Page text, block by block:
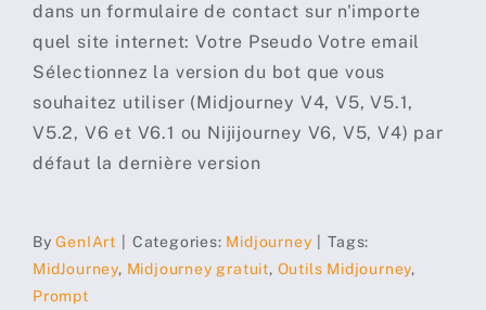
dans un formulaire de contact sur n'importe
quel site internet: Votre Pseudo Votre email
Sélectionnez la version du bot que vous
souhaitez utiliser (Midjourney V4, V5, V5.1,
V5.2, V6 et V6.1 ou Nijijourney V6, V5, V4) par
défaut la dernière version
ByGenIArt Categories: Midjourney
Tags:
MidJourney, Midjourney gratuit, Outils Midjourney,
Prompt